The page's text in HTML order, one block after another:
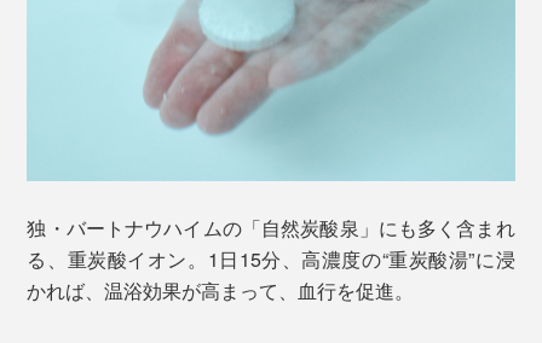
独・バートナウハイムの「自然炭酸泉」にも多く含まれ
る、重炭酸イオン。1日15分、高濃度の“重炭酸湯”に浸
かれば、温浴効果が高まって、血行を促進。